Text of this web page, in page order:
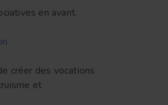
en avant.
créer des vocations
et